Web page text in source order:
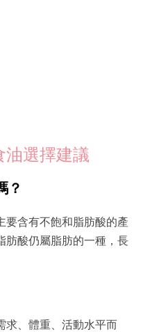
油選擇建議
？
要含有不飽和脂肪酸的產
肪酸仍屬脂肪的一種，長
求、體重、活動水平而